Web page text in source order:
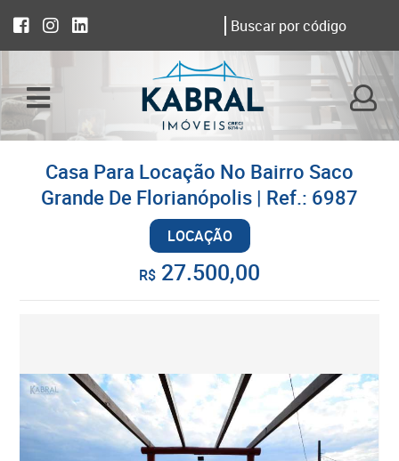
Casa Para Locação No Bairro Saco
Grande De Florianópolis | Ref.: 6987
LOCAÇÃO
R$ 27.500,00